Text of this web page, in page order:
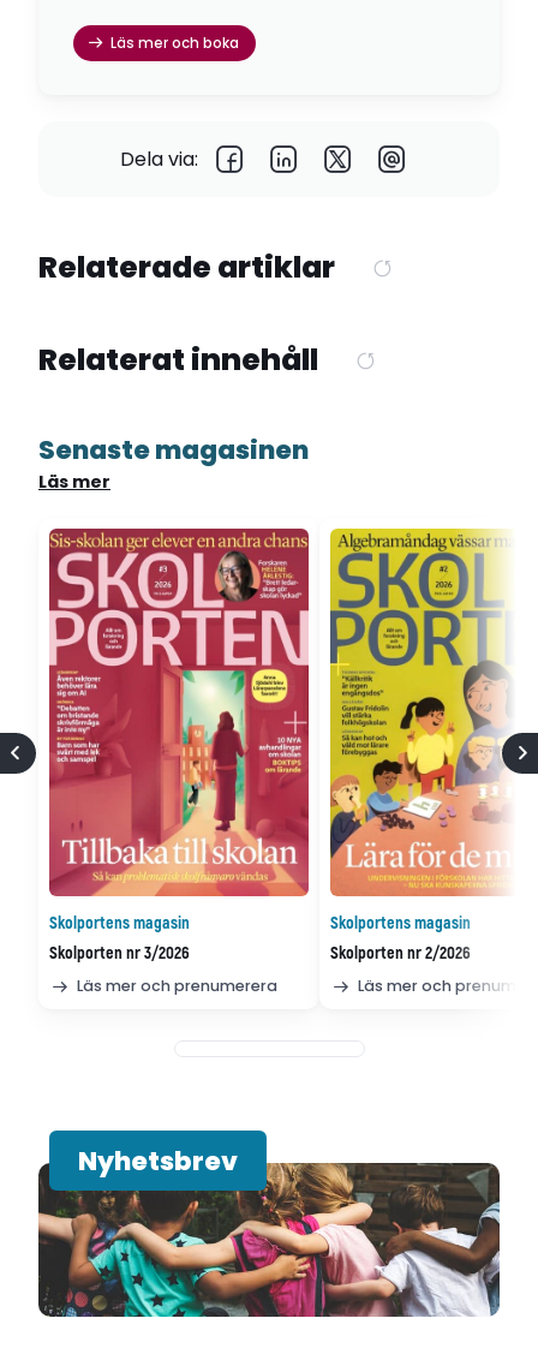
Läs mer och boka
Dela via:
Relaterade artiklar
Relaterat innehåll
Senaste magasinen
Läs mer
Skolportens magasin
Skolporten nr 3/2026
Läs mer och prenumerera
Skolportens magasin
Skolporten nr 2/2026
Läs mer och
Nyhetsbrev